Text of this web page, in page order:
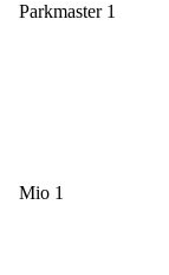
Parkmaster 1
Mio 1